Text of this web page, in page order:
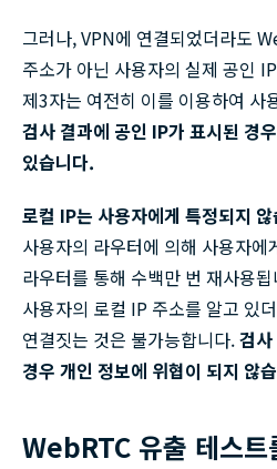
그러나, VPN에 연결되었더라도
주소가 아닌 사용자의 실제 공인
제3자는 여전히 이를 이용하여 사
검사 결과에 공인 IP가 표시된 경
있습니다.
로컬 IP는 사용자에게 특정되지
사용자의 라우터에 의해 사용자에
라우터를 통해 수백만 번 재사용
사용자의 로컬 IP 주소를 알고 있
연결짓는 것은 불가능합니다.검
경우 개인 정보에 위협이 되지 않
WebRTC 유출 테스트